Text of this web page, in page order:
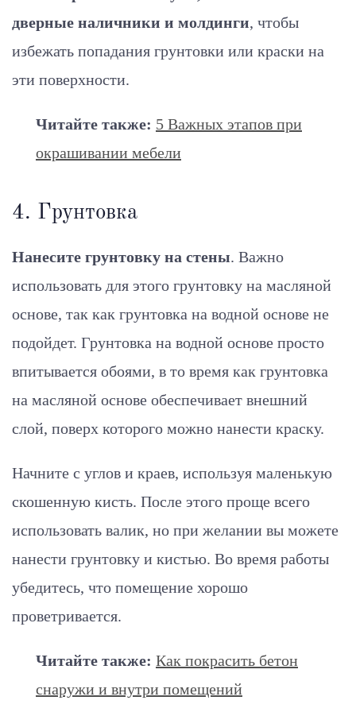
дверные наличники и молдинги, чтобы
избежать попадания грунтовки или краски на
эти поверхности.
Читайте также: 5 Важных этапов при
окрашивании мебели
4. Грунтовка
Нанесите грунтовку на стены. Важно
использовать для этого грунтовку на масляной
основе, так как грунтовка на водной основе не
подойдет. Грунтовка на водной основе просто
впитывается обоями, в то время как грунтовка
на масляной основе обеспечивает внешний
слой, поверх которого можно нанести краску.
Начните с углов и краев, используя маленькую
скошенную кисть. После этого проще всего
использовать валик, но при желании вы можете
нанести грунтовку и кистью. Во время работы
убедитесь, что помещение хорошо
проветривается.
Читайте также: Как покрасить бетон
снаружи и внутри помещений